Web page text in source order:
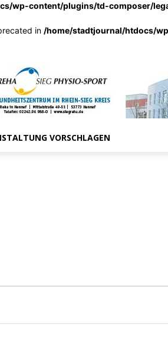
wp-content/plugins/td-composer/
in /home/stadtjournal/htdocs/
VORSCHLAGEN